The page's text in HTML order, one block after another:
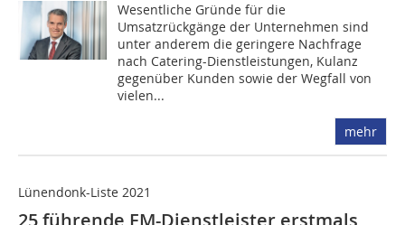
Wesentliche Gründe für die
Umsatzrückgänge der Unternehmen sind
unter anderem die geringere Nachfrage
nach Catering-Dienstleistungen, Kulanz
gegenüber Kunden sowie der Wegfall von
vielen...
mehr
Lünendonk-Liste 2021
25 führende FM-Dienstleister erstmals